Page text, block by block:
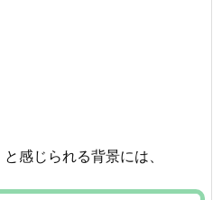
感じられる背景には、